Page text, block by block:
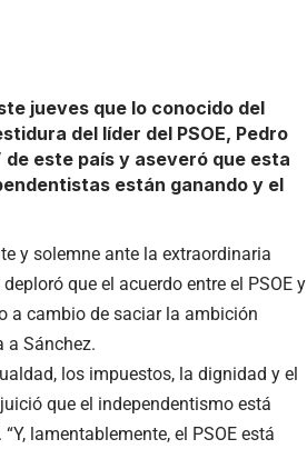
jueves que lo conocido del
del líder del PSOE, Pedro
este país y aseveró que esta
están ganando y el
y solemne ante la extraordinaria
que el acuerdo entre el PSOE y
a cambio de saciar la ambición
a Sánchez.
los impuestos, la dignidad y el
que el independentismo está
lamentablemente, el PSOE está